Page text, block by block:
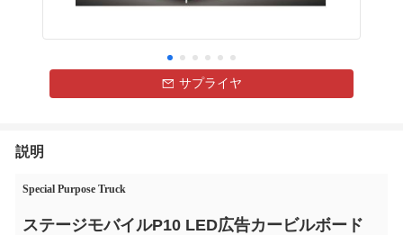
サプライヤ
説明
Special Purpose Truck
ステージモバイルP10 LED広告カービルボード